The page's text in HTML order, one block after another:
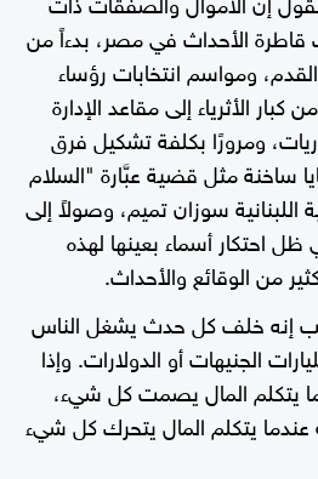
قاطرة الأحداث في مصر، بدءاً من
ومواسم انتخابات رؤساء
الأثرياء إلى مقاعد الإدارة
ومرورًا بكلفة تشكيل فرق
ساخنة مثل قضية عبَّارة "السلام
اللبنانية سوزان تميم، وصولاً إلى
احتكار أسماء بعينها لهذه
من الوقائع والأحداث.
إنه خلف كل حدث يشغل الناس
الجنيهات أو الدولارات. وإذا
يتكلم المال يصمت كل شيء،
عندما يتكلم المال يتحرك كل شيء